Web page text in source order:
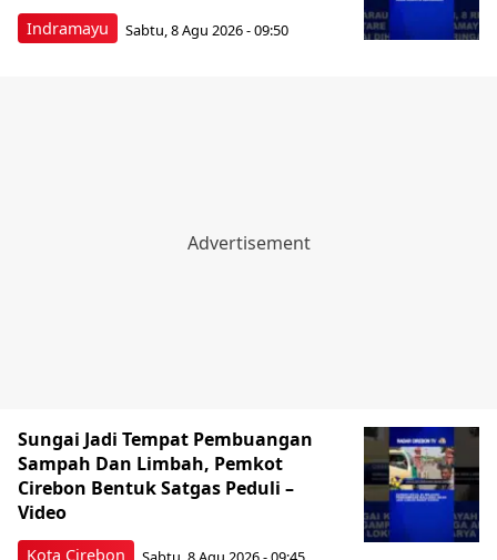
Indramayu Sabtu, 8 Agu 2026 - 09:50
Kota Cirebon
Sungai Jadi Tempat Pembuangan
Sampah Dan Limbah, Pemkot
Cirebon Bentuk Satgas Peduli –
Video